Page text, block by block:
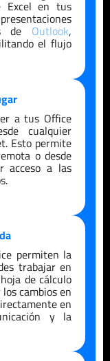
Excel en tus
de Outlook,
el flujo
a tus Office
cualquier
Esto permite
o desde
acceso a las
permiten la
trabajar en
de cálculo
cambios en
en
y la